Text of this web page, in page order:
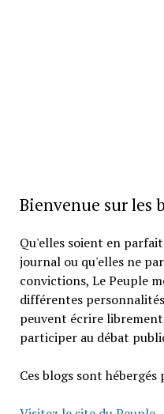
Bienvenue sur les
Qu'elles soient en
journal ou qu'elles ne
convictions, Le Peuple
différentes
peuvent écrire
participer au débat
Ces blogs sont